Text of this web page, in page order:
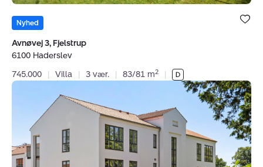
Bolig er
under dine
Nyhed
Avnøvej 3, Fjelstrup
6100 Haderslev
745.000
| Villa | 3 vær. | 83/81 m2 |
Aastrupvej
tv.,
6100